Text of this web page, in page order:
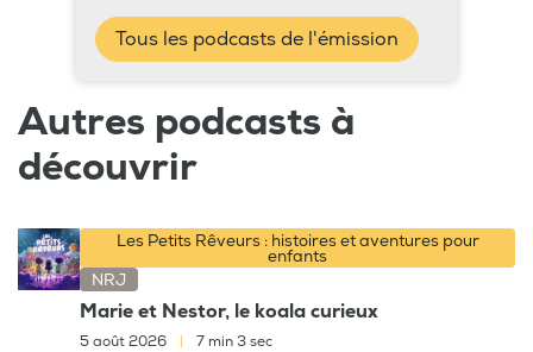
Tous les podcasts de l'émission
Autres podcasts à
découvrir
Les Petits Rêveurs : histoires et aventures pour
enfants
NRJ
Marie et Nestor, le koala curieux
5 août 2026 7 min 3 sec